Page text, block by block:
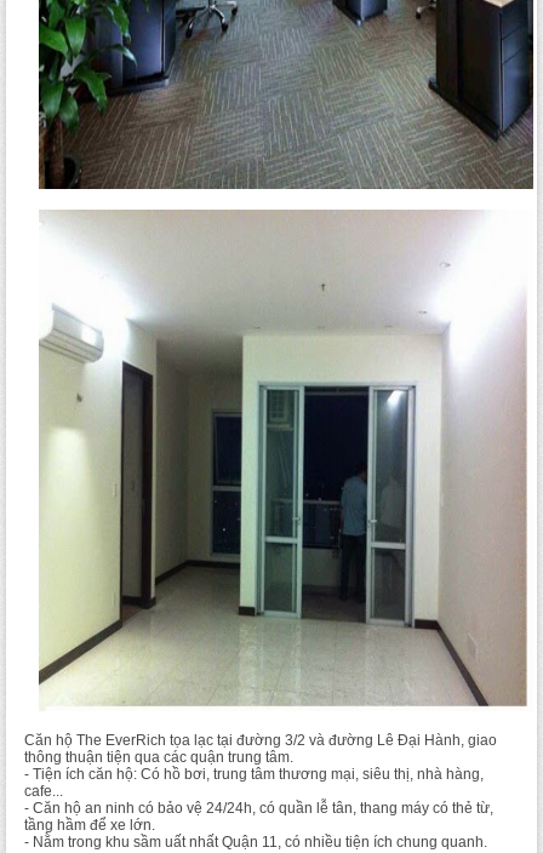
Căn hộ The EverRich tọa lạc tại đường 3/2 và đường Lê Đại Hành, giao
thông thuận tiện qua các quận trung tâm.
- Tiện ích căn hộ: Có hồ bơi, trung tâm thương mại, siêu thị, nhà hàng,
cafe...
- Căn hộ an ninh có bảo vệ 24/24h, có quần lễ tân, thang máy có thẻ từ,
tầng hầm để xe lớn.
- Nằm trong khu sầm uất nhất Quận 11, có nhiều tiện ích chung quanh.